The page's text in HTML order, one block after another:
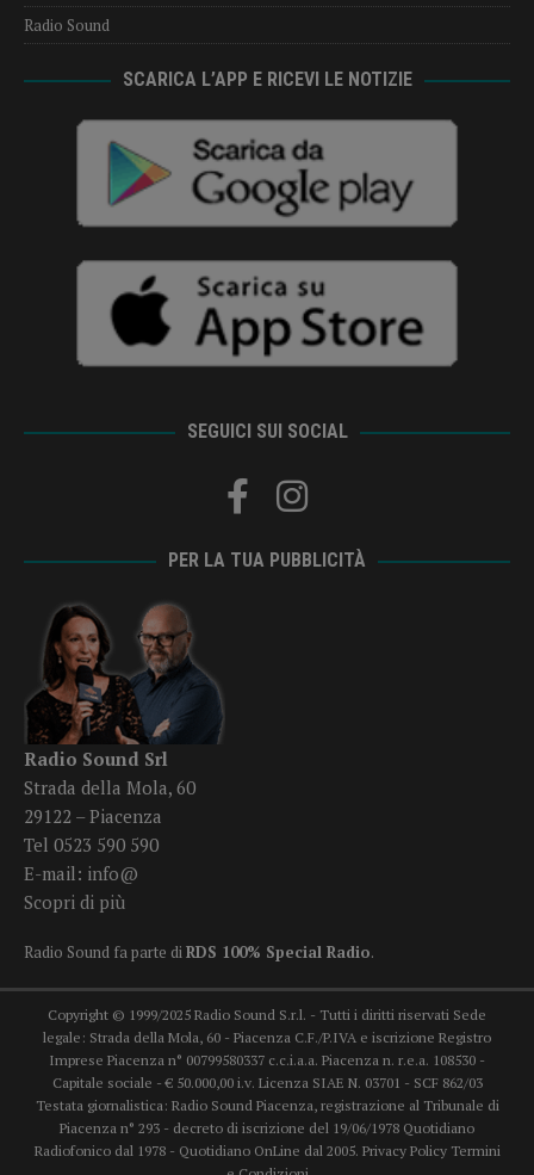
Radio Sound
SCARICA L’APP E RICEVI LE NOTIZIE
SEGUICI SUI SOCIAL
PER LA TUA PUBBLICITÀ
Radio Sound Srl
Strada della Mola, 60
29122 – Piacenza
Tel 0523 590 590
E-mail: info@
Scopri di più
Radio Sound fa parte diRDS 100% Special Radio.
Copyright © 1999/2025 Radio Sound S.r.l. - Tutti i diritti riservati Sede
legale: Strada della Mola, 60 - Piacenza C.F./P.IVA e iscrizione Registro
Imprese Piacenza n° 00799580337 c.c.i.a.a. Piacenza n. r.e.a. 108530 -
Capitale sociale - € 50.000,00 i.v. Licenza SIAE N. 03701 - SCF 862/03
Testata giornalistica: Radio Sound Piacenza, registrazione al Tribunale di
Piacenza n° 293 - decreto di iscrizione del 19/06/1978 Quotidiano
Radiofonico dal 1978 - Quotidiano OnLine dal 2005. Privacy Policy Termini